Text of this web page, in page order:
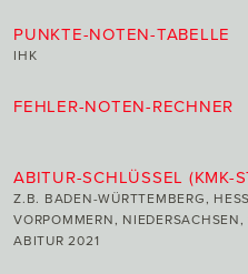
PUNKTE-NOTEN-TABELLE
IHK
FEHLER-NOTEN-RECHNER
ABITUR-SCHLÜSSEL (KMK-
Z.B. BADEN-WÜRTTEMBERG,
VORPOMMERN,
ABITUR 2021